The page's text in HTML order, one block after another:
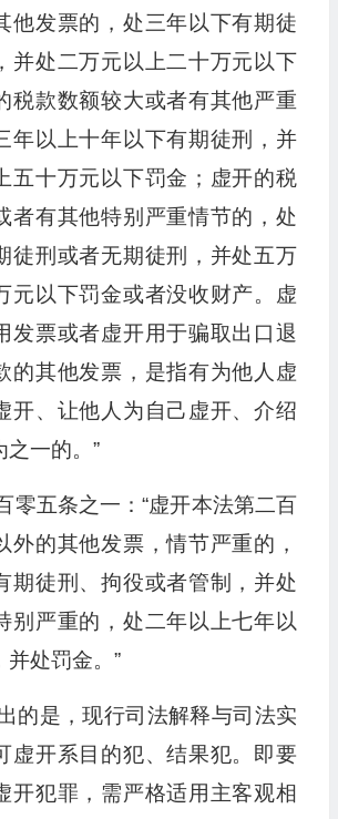
他发票的，处三年以下有期徒
并处二万元以上二十万元以下
税款数额较大或者有其他严重
年以上十年以下有期徒刑，并
五十万元以下罚金；虚开的税
者有其他特别严重情节的，处
徒刑或者无期徒刑，并处五万
元以下罚金或者没收财产。虚
发票或者虚开用于骗取出口退
的其他发票，是指有为他人虚
开、让他人为自己虚开、介绍
一的。”
五条之一：“虚开本法第二百
外的其他发票，情节严重的，
期徒刑、拘役或者管制，并处
别严重的，处二年以上七年以
处罚金。”
是，现行司法解释与司法实
虚开系目的犯、结果犯。即要
开犯罪，需严格适用主客观相